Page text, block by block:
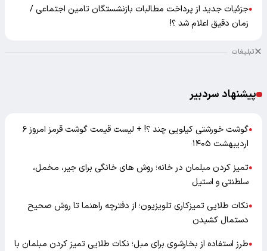
●جزئیات جدید از پرداخت مطالبات بازنشستگان تامین اجتماعی /
زمان دقیق اعلام شد ؟!
تبلیغات
پیشنهاد سردبیر
●
گوشت خورشتی کیلویی چند ؟! + لیست قیمت گوشت قرمز امروز ۶
اردیبهشت ۱۴۰۵
●تمیز کردن مبلمان در خانه؛ روش های خانگی برای جیر، مخمل،
سلطنتی و استیل
●نکات طلایی تمیزکاری تلویزیون؛ از دفترچه راهنما تا روش صحیح
دستمال کشیدن
●طرز استفاده از بخارشوی برای مبل؛ نکات طلایی تمیز کردن مبلمان با